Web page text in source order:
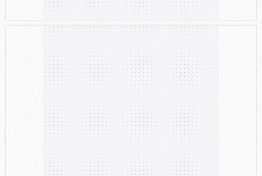
Sizlere daha iyi bir hizmet sunabilmek için İnternet
Sitemizde kendimize ve üçüncü kişilere ait çerezler
kullanılmaktadır. Bu çerezler vasıtasıyla çeşitli kişisel
verileriniz işlenmekte olup gerekli olan çerezler bilgi
toplumu hizmetlerinin sunulması amacıyla
kullanılmaktadır. Diğer çerezler, sitemizin daha işlevsel
kılınması ve kişiselleştirilmesi ve sizlere yönelik
reklam/pazarlama faaliyetlerinin yapılması, amaçlarıyla
sınırlı olarak açık rızanız dahilinde kullanılacaktır.
Çerezlere ilişkin tercihlerinizi aşağıda yer alan panel